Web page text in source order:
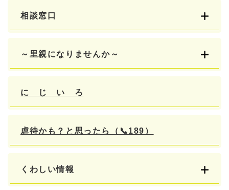
相談窓口
～里親になりませんか～
に じ い ろ
虐待かも？と思ったら（📞189）
くわしい情報